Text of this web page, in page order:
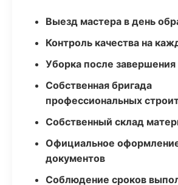
Выезд мастера в день
Контроль качества на
Уборка после завершения
Собственная бригада
профессиональных
Собственный склад
Официальное
документов
Соблюдение сроков